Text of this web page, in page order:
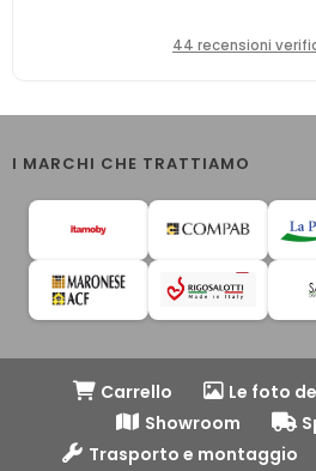
44 recensioni
I MARCHI CHE TRATTIAMO
Carrello
Le foto
Showroom
Trasporto e montaggio